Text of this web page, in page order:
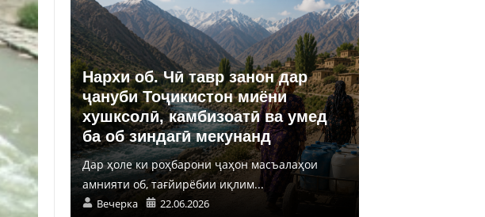
Нархи об. Чӣ тавр занон дар
ҷануби Тоҷикистон миёни
хушксолӣ, камбизоатӣ ва умед
ба об зиндагӣ мекунанд
Дар ҳоле ки роҳбарони ҷаҳон масъалаҳои
амнияти об, тағйирёбии иқлим...
Вечерка 22.06.2026